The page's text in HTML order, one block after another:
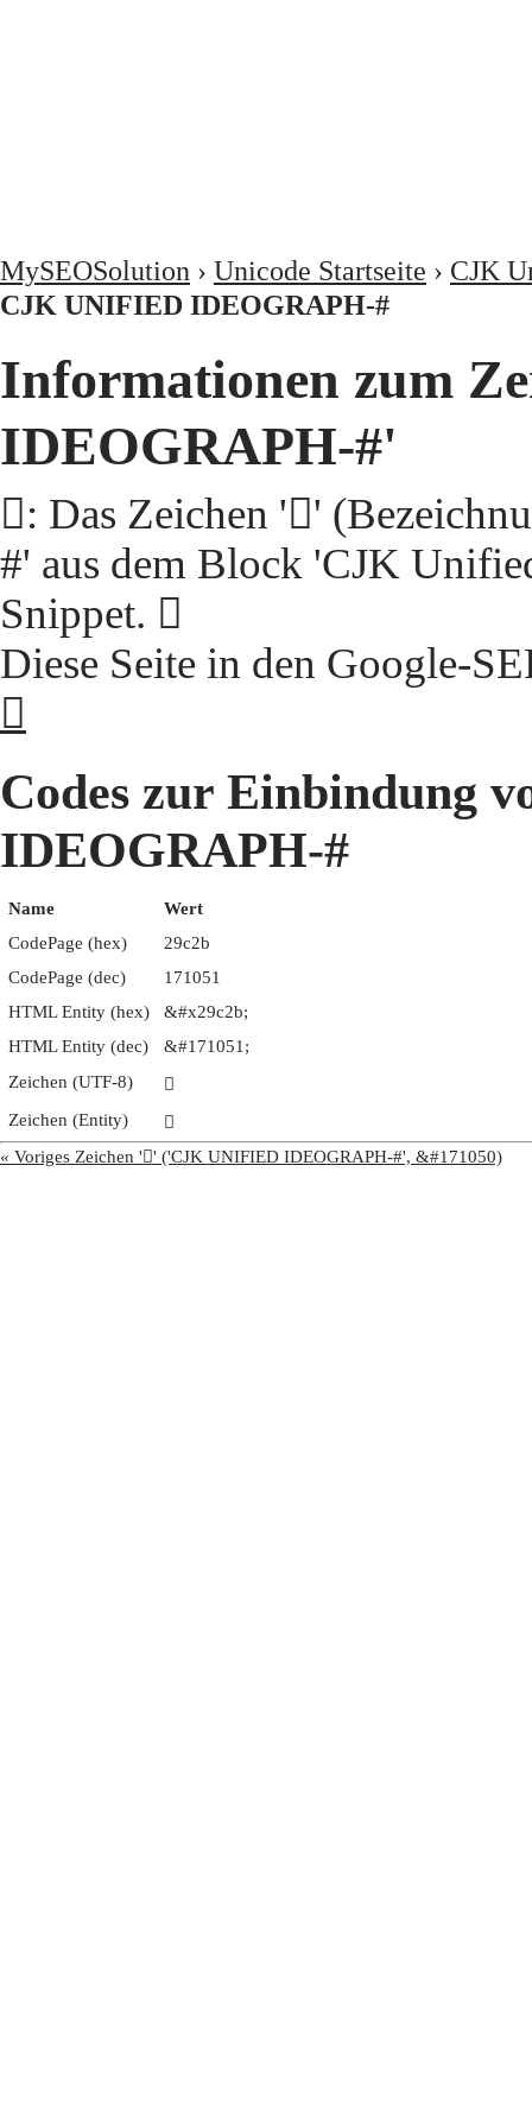
MySEOSolution › Unicode Startseite › CJK
CJK UNIFIED IDEOGRAPH-#
Informationen zum
IDEOGRAPH-#'
𩰫: Das Zeichen '𩰫'
#' aus dem Block 'CJK
Snippet. 𩰫
Diese Seite in den Google-
𩰫
Codes zur Einbindung
IDEOGRAPH-#
Name
Wert
CodePage (hex)
29c2b
CodePage (dec)
171051
HTML Entity (hex)
&#x29c2b;
HTML Entity (dec)
&#171051;
Zeichen (UTF-8)
𩰫
Zeichen (Entity)
𩰫
« Voriges Zeichen '𩰪' ('CJK UNIFIED IDEOGRAPH-#', &#171050)